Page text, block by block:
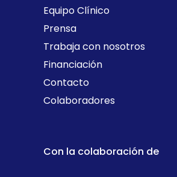
Equipo Clínico
Prensa
Trabaja con nosotros
Financiación
Contacto
Colaboradores
Con la colaboración de